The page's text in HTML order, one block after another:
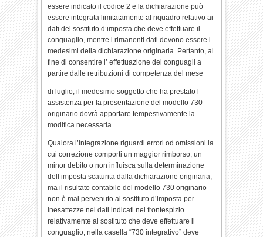
essere indicato il codice 2 e la dichiarazione può
essere integrata limitatamente al riquadro relativo ai
dati del sostituto d’imposta che deve effettuare il
conguaglio, mentre i rimanenti dati devono essere i
medesimi della dichiarazione originaria. Pertanto, al
fine di consentire l’ effettuazione dei conguagli a
partire dalle retribuzioni di competenza del mese
di luglio, il medesimo soggetto che ha prestato l’
assistenza per la presentazione del modello 730
originario dovrà apportare tempestivamente la
modifica necessaria.
Qualora l’integrazione riguardi errori od omissioni la
cui correzione comporti un maggior rimborso, un
minor debito o non influisca sulla determinazione
dell’imposta scaturita dalla dichiarazione originaria,
ma il risultato contabile del modello 730 originario
non è mai pervenuto al sostituto d’imposta per
inesattezze nei dati indicati nel frontespizio
relativamente al sostituto che deve effettuare il
conguaglio, nella casella “730 integrativo” deve